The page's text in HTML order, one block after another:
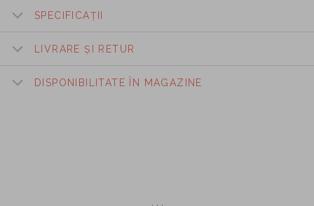
SPECIFICAȚII
LIVRARE ȘI RETUR
DISPONIBILITATE ÎN MAGAZINE